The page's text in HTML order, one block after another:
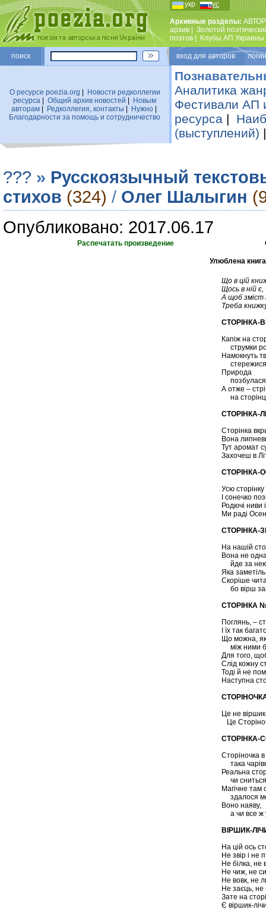
укр рус
Архивные разделы:
архив
Золотой
поэтов
Клубы АП Украины
поиск вход для авторов
О ресурсе poezia.org
Новости редколлегии
ресурса
Общий архив новостей
Новым
авторам| Редколлегия, контакты Нужно|
Благодарности за помощь и сотрудничество
Аналитика
Фестивали АП
ресурса |
(выступлений)
??? » Русскоязычный
стихов (324) / Олег Шалыгин
Опубликовано: 2017.06.17
Распечатать произведение
Улюблена
Що в цій
Щось в ній
А щоб зміст
Треба
СТОРІНКА-
Капіж на
струмки
Намокнуть
Природа
позбулася
А отже –
на
СТОРІНКА-
Сторінка
Вона
Тут аромат
Захочеш в
СТОРІНКА-
Усю
І сонечко
Родючі ниви
Ми раді
СТОРІНКА-
На нашій
Вона не
йде за
Яка
Скоріше
бо вірш
СТОРІНКА
Поглянь, –
І їх так
Що можна, як
між ними
Для того,
Слід кожну
Тоді й не
Наступна
Це не віршик
Це
СТОРІНКА-
Сторіночка в
така
Реальна
чи
Магічне там
здалося
Воно наяву,
а чи все ж
ВІРШИК-
На цій ось
Не звір і не
Не білка, не
Не чиж, не
Не вовк, не
Не заєць,
Зате на
Є віршик-